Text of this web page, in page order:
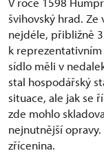
švihovský hrad.
nejdéle, přibližně
k
sídlo měli v
stal hospodářský
situace, ale jak se
zde mohlo
nejnutnější
zřícenina.